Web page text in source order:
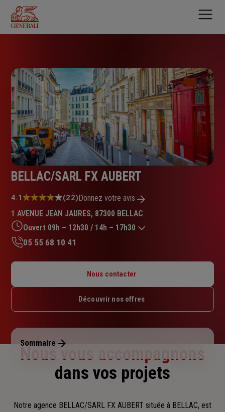
contenu
principal
BELLAC/SARL FX AUBERT
Note
4.1
sur
5
étoiles
4.1 (22)Donnez votre avis
1 AVENUE JEAN JAURES, 87300 BELLAC
Ouvert 09h – 12h30 / 14h – 17h30
Mardi : 09h – 12h30 / 14h – 17h30
Jeudi : 09h – 12h30 / 14h – 17h30
Dimanche : Fermé
05 55 68 10 41
Nous contacter
Découvrir nos offres
Sommaire
Nous vous accompagnons
dans vos projets
Notre agence BELLAC/SARL FX AUBERT située à BELLAC, est